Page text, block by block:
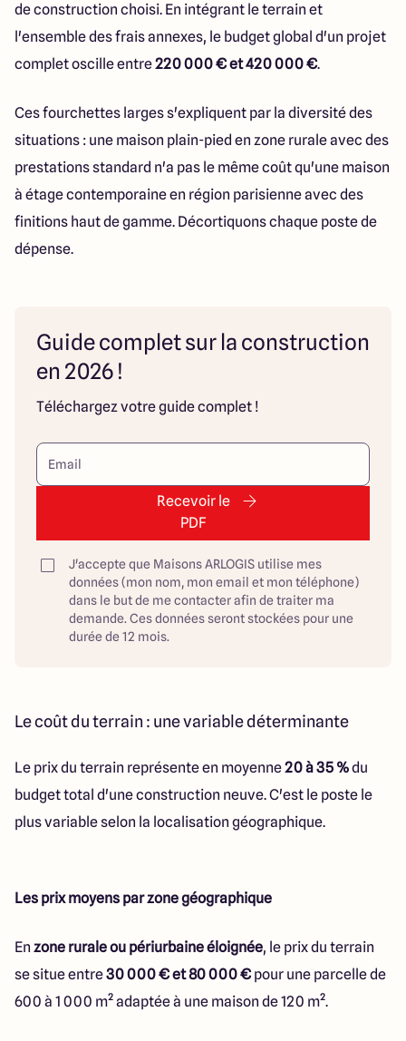
de construction choisi. En intégrant le terrain et
l'ensemble des frais annexes, le budget global d'un projet
complet oscille entre220 000 € et 420 000 €.
Ces fourchettes larges s'expliquent par la diversité des
situations : une maison plain-pied en zone rurale avec des
prestations standard n'a pas le même coût qu'une maison
à étage contemporaine en région parisienne avec des
finitions haut de gamme. Décortiquons chaque poste de
dépense.
Guide complet sur la construction
en 2026 !
Téléchargez votre guide complet !
Recevoir le
PDF
J'accepte que Maisons ARLOGIS utilise mes
données (mon nom, mon email et mon téléphone)
dans le but de me contacter afin de traiter ma
demande. Ces données seront stockées pour une
durée de 12 mois.
Le coût du terrain : une variable déterminante
Le prix du terrain représente en moyenne20 à 35 %du
budget total d'une construction neuve. C'est le poste le
plus variable selon la localisation géographique.
Les prix moyens par zone géographique
En zone rurale ou périurbaine éloignée, le prix du terrain
se situe entre30 000 € et 80 000 € pour une parcelle de
600 à 1 000 m² adaptée à une maison de 120 m².